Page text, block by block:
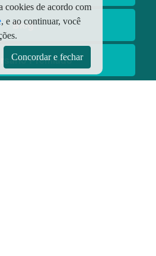
Blog
Premiado
cookies de acordo com
, e ao continuar, você
Concordar e fechar